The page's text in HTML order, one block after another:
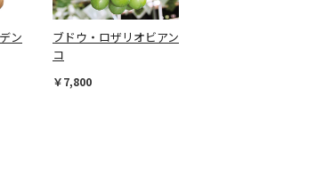
ン
ブドウ・ロザリオビアン
コ
￥7,800